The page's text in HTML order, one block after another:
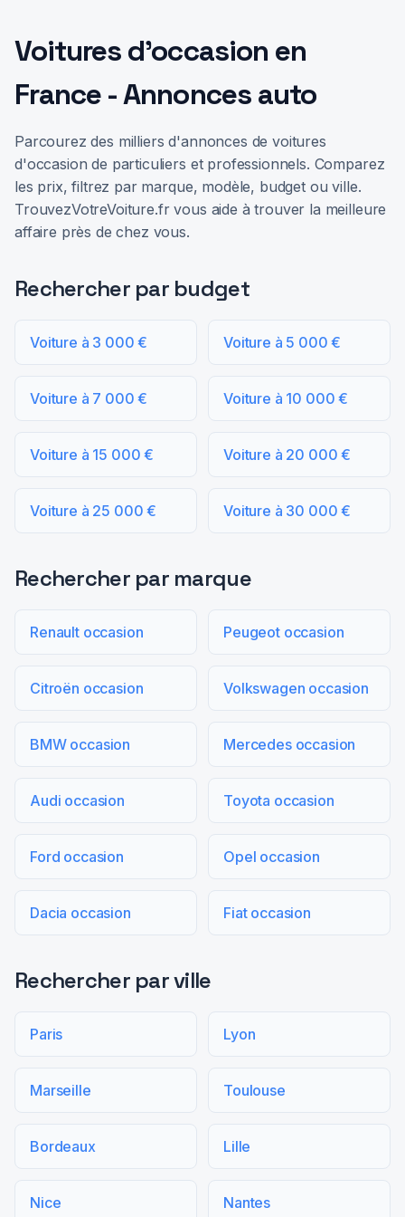
Voitures d'occasion en
France - Annonces auto
Parcourez des milliers d'annonces de voitures
d'occasion de particuliers et professionnels. Comparez
les prix, filtrez par marque, modèle, budget ou ville.
TrouvezVotreVoiture.fr vous aide à trouver la meilleure
affaire près de chez vous.
Rechercher par budget
Voiture à 3 000 € Voiture à 5 000 €
Voiture à 7 000 € Voiture à 10 000 €
Voiture à 15 000 € Voiture à 20 000 €
Voiture à 25 000 € Voiture à 30 000 €
Rechercher par marque
Renault occasion Peugeot occasion
Citroën occasion Volkswagen occasion
BMW occasion Mercedes occasion
Audi occasion Toyota occasion
Ford occasion Opel occasion
Dacia occasion Fiat occasion
Rechercher par ville
Paris Lyon
Marseille Toulouse
Bordeaux Lille
Nice Nantes